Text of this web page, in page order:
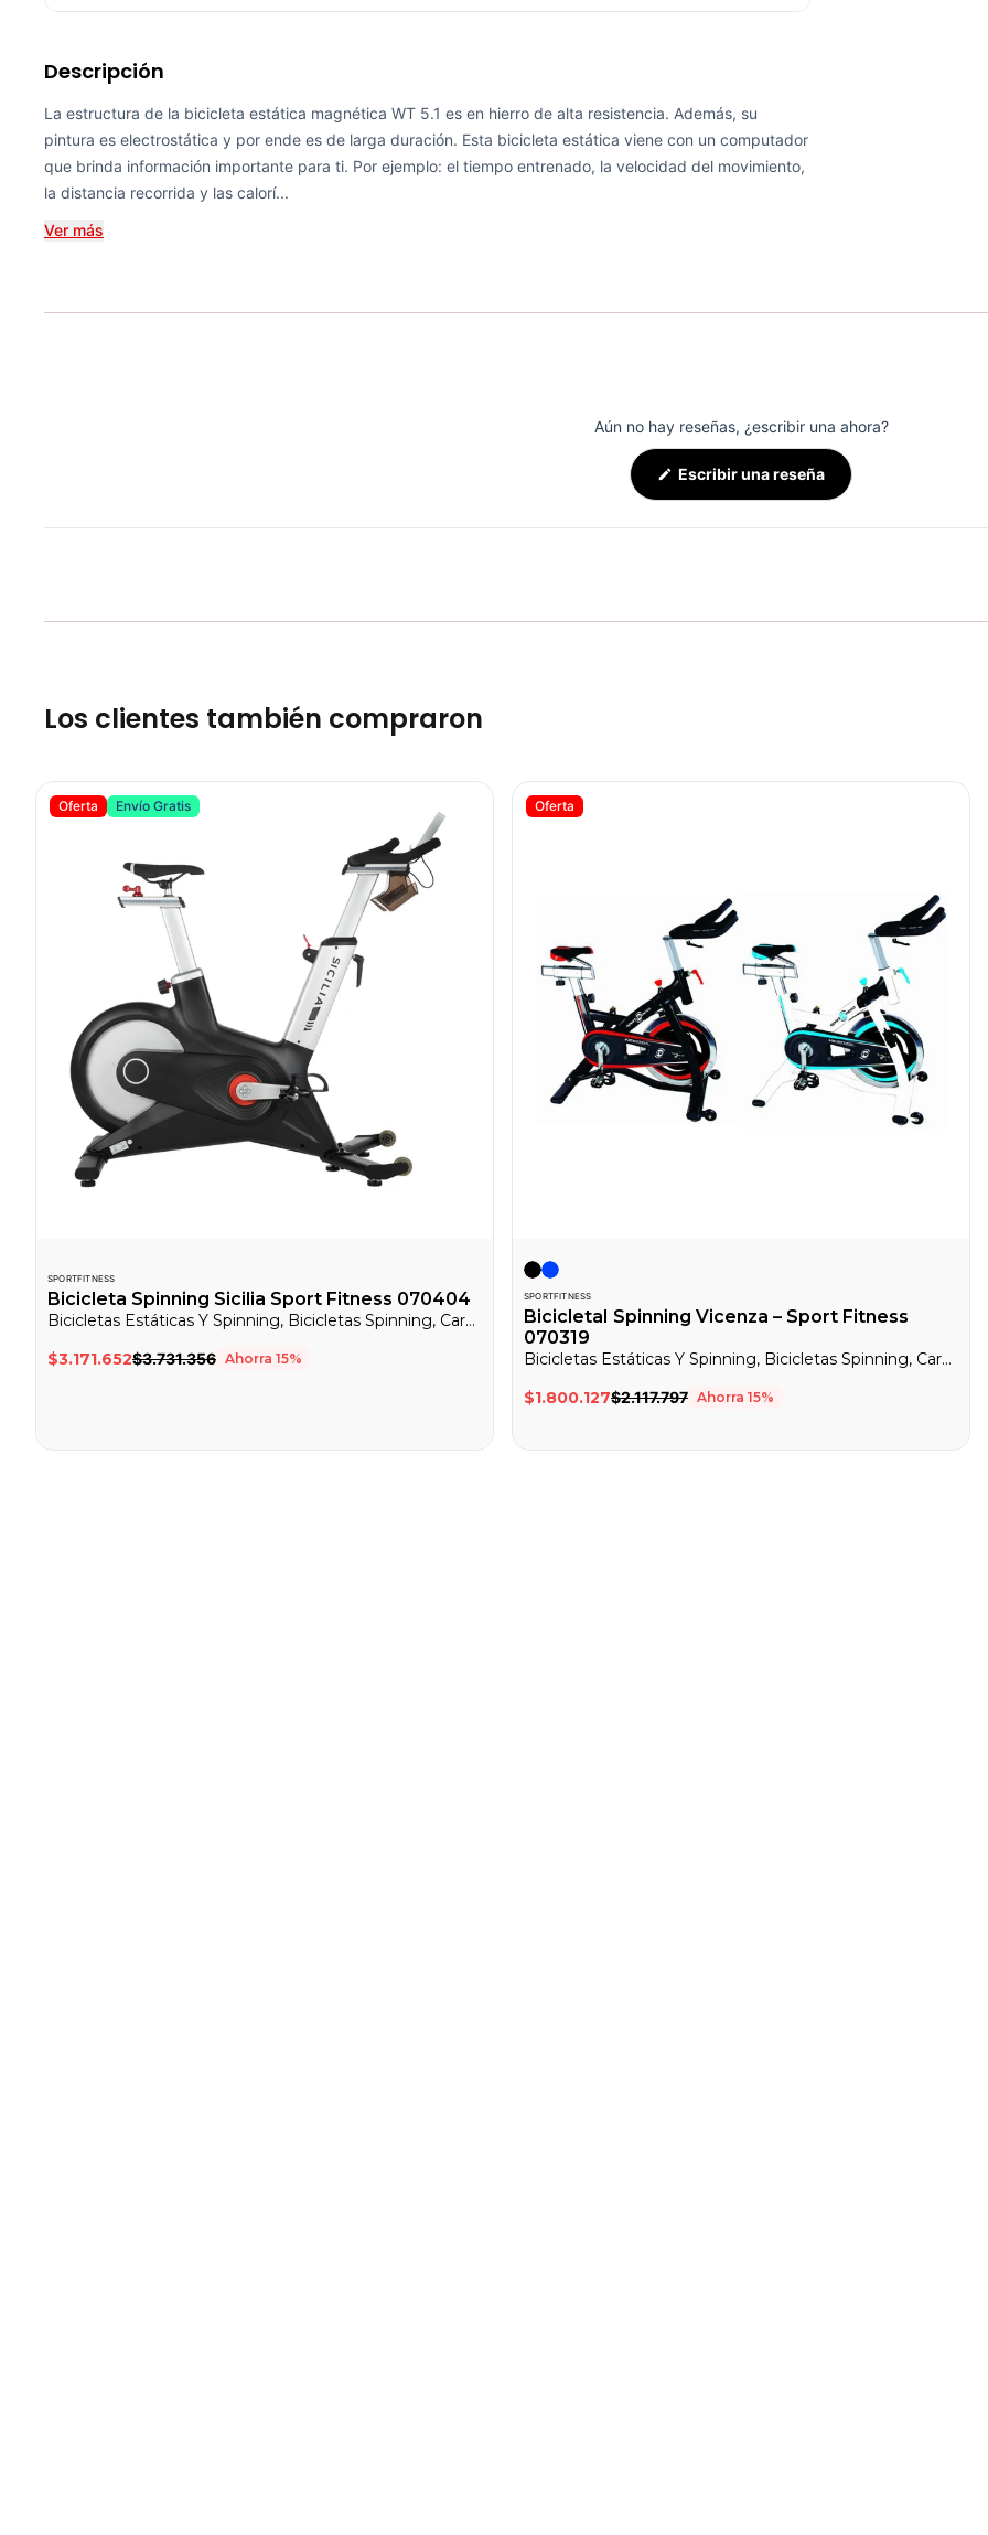
Descripción
La estructura de la bicicleta estática magnética WT 5.1 es en hierro de alta resistencia. Además, su
pintura es electrostática y por ende es de larga duración. Esta bicicleta estática viene con un computador
que brinda información importante para ti. Por ejemplo: el tiempo entrenado, la velocidad del movimiento,
la distancia recorrida y las calorí...
Ver más
Aún no hay reseñas, ¿escribir una ahora?
Escribir una reseña(Se
abre
en
nueva
Los clientes también compraron
Bicicleta Spinning Sicilia Sport Fitness 070404
Oferta Envío Gratis
SPORTFITNESS
Bicicleta Spinning Sicilia Sport Fitness 070404
Bicicletas Estáticas Y Spinning, Bicicletas Spinning, Cardio
$3.171.652$3.731.356 Ahorra 15%
BicicletaI Spinning Vicenza – Sport Fitness 070319
Oferta
SPORTFITNESS
BicicletaI Spinning Vicenza – Sport Fitness
070319
Bicicletas Estáticas Y Spinning, Bicicletas Spinning, Cardio
$1.800.127$2.117.797 Ahorra 15%